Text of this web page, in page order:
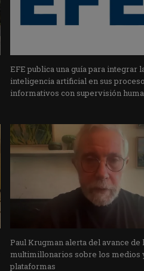
EFE publica una guía para integrar
inteligencia artificial en sus
informativos con supervisión
Paul Krugman alerta del avance de
multimillonarios sobre los medios
plataformas